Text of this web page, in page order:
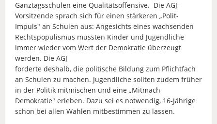
Ganztagsschulen eine Qualitätsoffensive. Die AGJ-
Vorsitzende sprach sich für einen stärkeren „Polit-
Impuls" an Schulen aus: Angesichts eines wachsenden
Rechtspopulismus müssten Kinder und Jugendliche
immer wieder vom Wert der Demokratie überzeugt
werden. Die AGJ
forderte deshalb, die politische Bildung zum Pflichtfach
an Schulen zu machen. Jugendliche sollten zudem früher
in der Politik mitmischen und eine „Mitmach-
Demokratie" erleben. Dazu sei es notwendig, 16-Jährige
schon bei allen Wahlen mitbestimmen zu lassen.